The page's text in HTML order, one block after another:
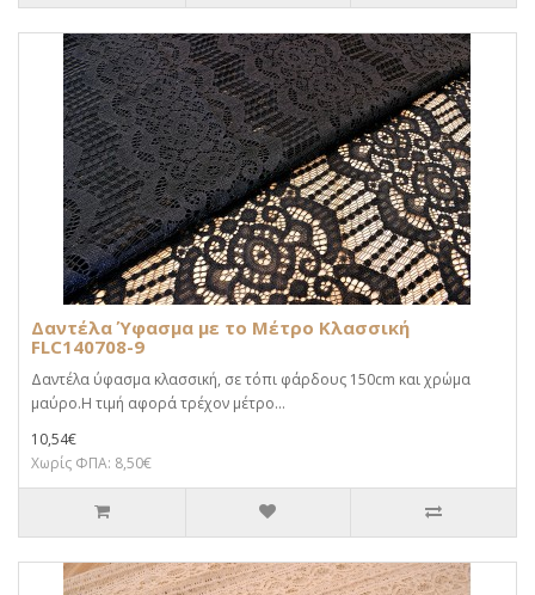
Δαντέλα Ύφασμα με το Μέτρο Κλασσική
FLC140708-9
Δαντέλα ύφασμα κλασσική, σε τόπι φάρδους 150cm και χρώμα
μαύρο.Η τιμή αφορά τρέχον μέτρο...
10,54€
Χωρίς ΦΠΑ: 8,50€